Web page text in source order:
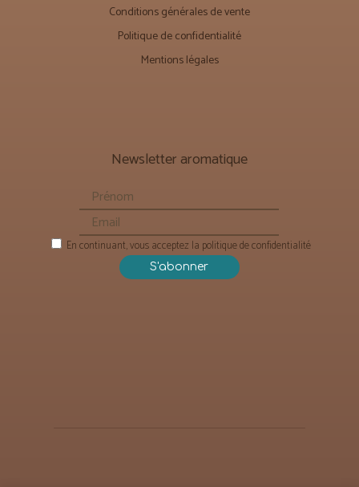
Conditions générales de vente
Politique de confidentialité
Mentions légales
Newsletter aromatique
En continuant, vous acceptez la politique de confidentialité